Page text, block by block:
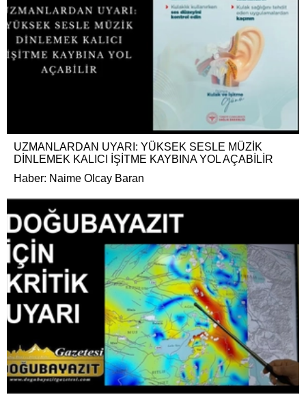
UZMANLARDAN UYARI: YÜKSEK SESLE MÜZİK
DİNLEMEK KALICI İŞİTME KAYBINA YOL AÇABİLİR
Haber: Naime Olcay Baran